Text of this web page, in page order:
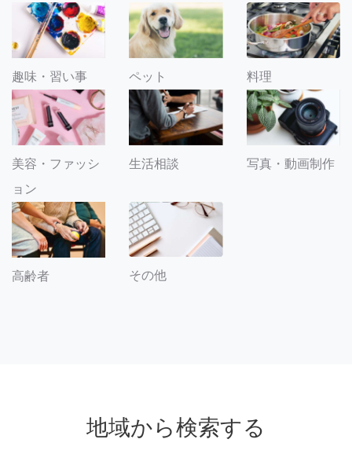
趣味・習い事 ペット 料理
美容・ファッシ
ョン
生活相談 写真・動画制作
高齢者 その他
地域から検索する